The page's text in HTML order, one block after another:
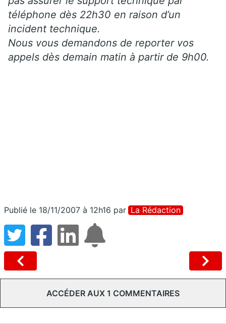
téléphone dès 22h30 en raison d’un
incident technique.
Nous vous demandons de reporter vos
appels dès demain matin à partir de 9h00.
Publié le 18/11/2007 à 12h16 par La Rédaction
ACCÉDER AUX 1 COMMENTAIRES